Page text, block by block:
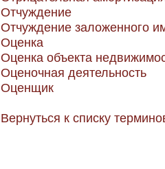
Отчуждение
Отчуждение заложенного
Оценка
Оценка объекта
Оценочная деятельность
Оценщик
Вернуться к списку